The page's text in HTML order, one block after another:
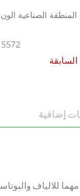
الصناعية الون
إضافية
للالياف